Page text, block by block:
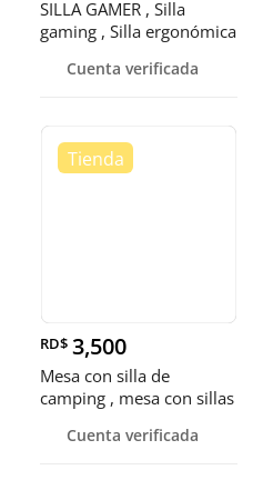
SILLA GAMER , Silla
gaming , Silla ergonómica
Cuenta verificada
RD$ 3,500
Mesa con silla de
camping , mesa con sillas
Cuenta verificada